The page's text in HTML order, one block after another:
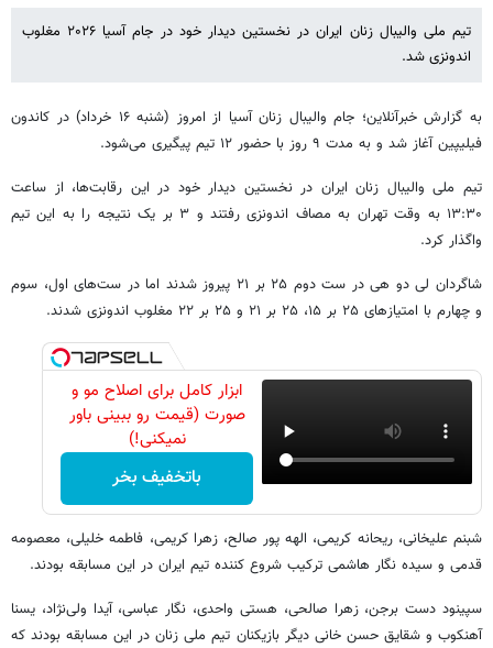
تیم ملی والیبال زنان ایران در نخستین دیدار خود در جام آسیا ۲۰۲۶ مغلوب
اندونزی شد.
به گزارش خبرآنلاین؛ جام والیبال زنان آسیا از امروز (شنبه ۱۶ خرداد) در کاندون
فیلیپین آغاز شد و به مدت ۹ روز با حضور ۱۲ تیم پیگیری می‌شود.
تیم ملی والیبال زنان ایران در نخستین دیدار خود در این رقابت‌ها، از ساعت
۱۳:۳۰ به وقت تهران به مصاف اندونزی رفتند و ۳ بر یک نتیجه را به این تیم
واگذار کرد.
شاگردان لی دو هی در ست دوم ۲۵ بر ۲۱ پیروز شدند اما در ست‌های اول، سوم
و چهارم با امتیازهای ۲۵ بر ۱۵، ۲۵ بر ۲۱ و ۲۵ بر ۲۲ مغلوب اندونزی شدند.
ابزار کامل برای اصلاح مو و
صورت (قیمت رو ببینی باور
نمیکنی!)
باتخفیف بخر
شبنم علیخانی، ریحانه کریمی، الهه پور صالح، زهرا کریمی، فاطمه خلیلی، معصومه
قدمی و سیده نگار هاشمی ترکیب شروع کننده تیم ایران در این مسابقه بودند.
سپینود دست برجن، زهرا صالحی، هستی واحدی، نگار عباسی، آیدا ولی‌نژاد، یسنا
آهنکوب و شقایق حسن خانی دیگر بازیکنان تیم ملی زنان در این مسابقه بودند که